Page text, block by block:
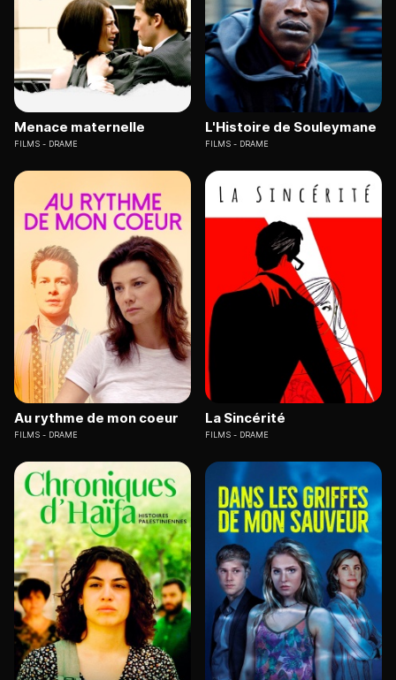
Menace maternelle
FILMS DRAME
L'Histoire de Souleymane
FILMS DRAME
Au rythme de mon coeur
FILMS DRAME
La Sincérité
FILMS DRAME